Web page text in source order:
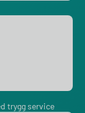
trygg service